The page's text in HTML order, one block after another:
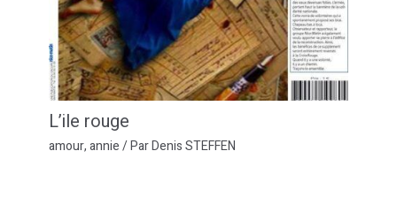
L’ile rouge
amour,annie/ ParDenis STEFFEN